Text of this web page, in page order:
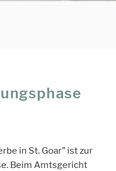
in St. Goar” ist zur
Beim Amtsgericht